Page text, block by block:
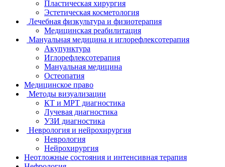
Пластическая хирургия
Эстетическая косметология
Лечебная физкультура и физиотерапия
Медицинская реабилитация
Мануальная медицина и иглорефлексотерапия
Акупунктура
Иглорефлексотерапия
Мануальная медицина
Остеопатия
Медицинское право
Методы визуализации
КТ и МРТ диагностика
Лучевая диагностика
УЗИ диагностика
Неврология и нейрохирургия
Неврология
Нейрохирургия
Неотложные состояния и интенсивная терапия